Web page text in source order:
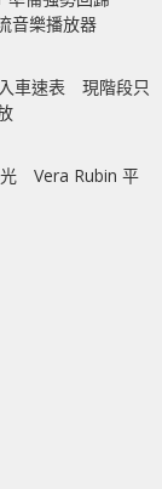
音樂播放器
車速表 現階段只
光 Vera Rubin 平